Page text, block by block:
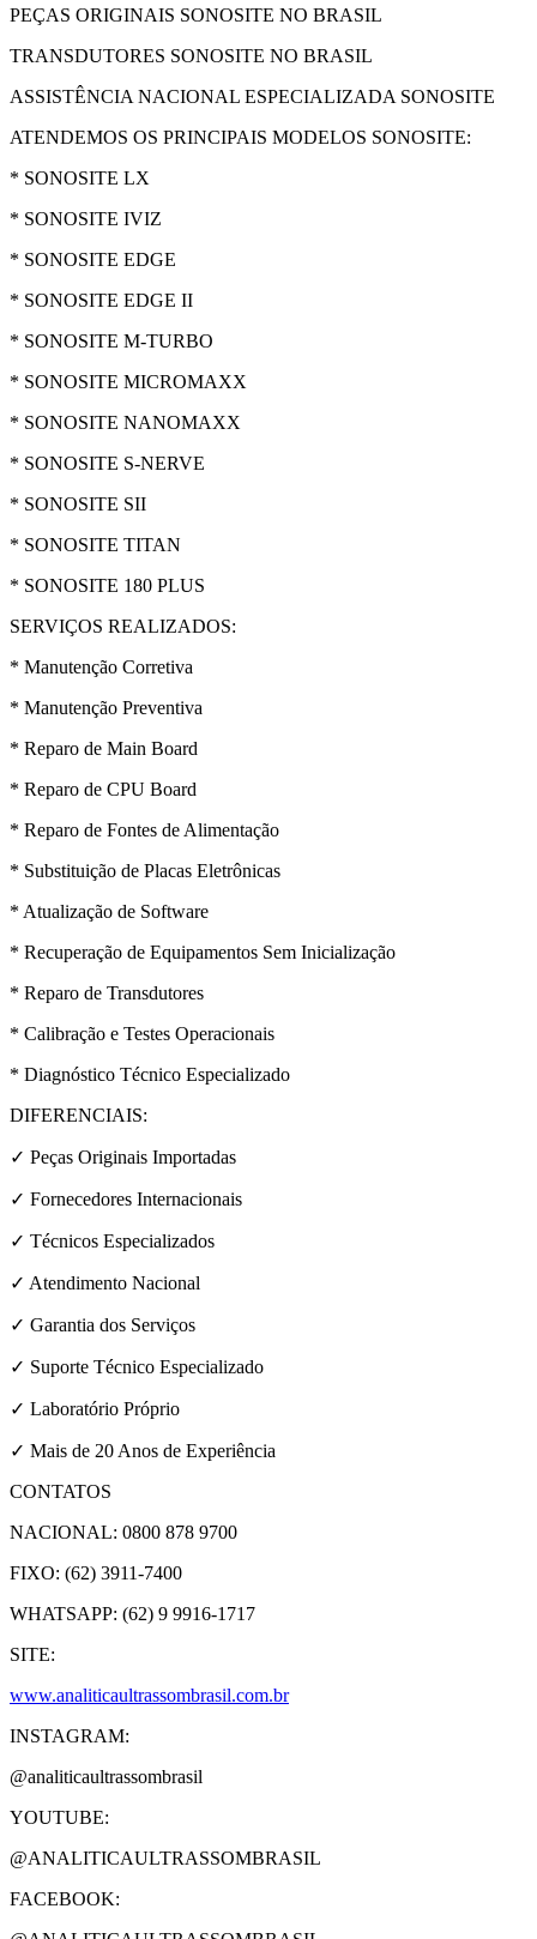
PEÇAS ORIGINAIS SONOSITE NO BRASIL
TRANSDUTORES SONOSITE NO BRASIL
ASSISTÊNCIA NACIONAL ESPECIALIZADA SONOSITE
ATENDEMOS OS PRINCIPAIS MODELOS SONOSITE:
* SONOSITE LX
* SONOSITE IVIZ
* SONOSITE EDGE
* SONOSITE EDGE II
* SONOSITE M-TURBO
* SONOSITE MICROMAXX
* SONOSITE NANOMAXX
* SONOSITE S-NERVE
* SONOSITE SII
* SONOSITE TITAN
* SONOSITE 180 PLUS
SERVIÇOS REALIZADOS:
* Manutenção Corretiva
* Manutenção Preventiva
* Reparo de Main Board
* Reparo de CPU Board
* Reparo de Fontes de Alimentação
* Substituição de Placas Eletrônicas
* Atualização de Software
* Recuperação de Equipamentos Sem Inicialização
* Reparo de Transdutores
* Calibração e Testes Operacionais
* Diagnóstico Técnico Especializado
DIFERENCIAIS:
✓ Peças Originais Importadas
✓ Fornecedores Internacionais
✓ Técnicos Especializados
✓ Atendimento Nacional
✓ Garantia dos Serviços
✓ Suporte Técnico Especializado
✓ Laboratório Próprio
✓ Mais de 20 Anos de Experiência
CONTATOS
NACIONAL: 0800 878 9700
FIXO: (62) 3911-7400
WHATSAPP: (62) 9 9916-1717
SITE:
www.analiticaultrassombrasil.com.br
INSTAGRAM:
@analiticaultrassombrasil
YOUTUBE:
@ANALITICAULTRASSOMBRASIL
FACEBOOK: